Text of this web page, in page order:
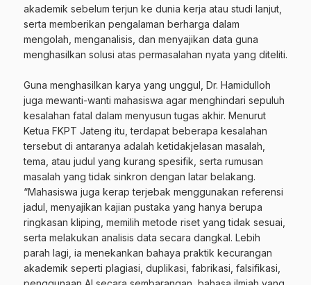
akademik sebelum terjun ke dunia kerja atau studi lanjut,
serta memberikan pengalaman berharga dalam
mengolah, menganalisis, dan menyajikan data guna
menghasilkan solusi atas permasalahan nyata yang diteliti.
‎Guna menghasilkan karya yang unggul, Dr. Hamidulloh
juga mewanti-wanti mahasiswa agar menghindari sepuluh
kesalahan fatal dalam menyusun tugas akhir. Menurut
Ketua FKPT Jateng itu, terdapat beberapa kesalahan
tersebut di antaranya adalah ketidakjelasan masalah,
tema, atau judul yang kurang spesifik, serta rumusan
masalah yang tidak sinkron dengan latar belakang.
“Mahasiswa juga kerap terjebak menggunakan referensi
jadul, menyajikan kajian pustaka yang hanya berupa
ringkasan kliping, memilih metode riset yang tidak sesuai,
serta melakukan analisis data secara dangkal. Lebih
parah lagi, ia menekankan bahaya praktik kecurangan
akademik seperti plagiasi, duplikasi, fabrikasi, falsifikasi,